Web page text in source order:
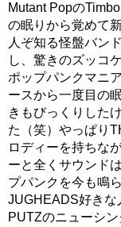
Mutant Popの
の眠りから覚めて
人ぞ知る怪盤バン
し、驚きのズッコ
ポップパンクマニ
ースから一度目の
きもびっくりした
た（笑）やっぱり
ロディーを持ちな
ーと全くサウンド
プパンクを今も鳴
JUGHEADS好きな
PUTZのニューシ